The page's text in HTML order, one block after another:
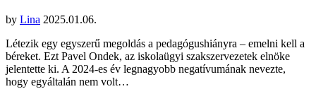
by Lina 2025.01.06.
Létezik egy egyszerű megoldás a pedagógushiányra – emelni kell a
béreket. Ezt Pavel Ondek, az iskolaügyi szakszervezetek elnöke
jelentette ki. A 2024-es év legnagyobb negatívumának nevezte,
hogy egyáltalán nem volt…